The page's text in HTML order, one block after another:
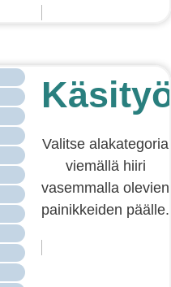
Valitse alakategoria
viemällä hiiri
vasemmalla olevien
painikkeiden päälle.